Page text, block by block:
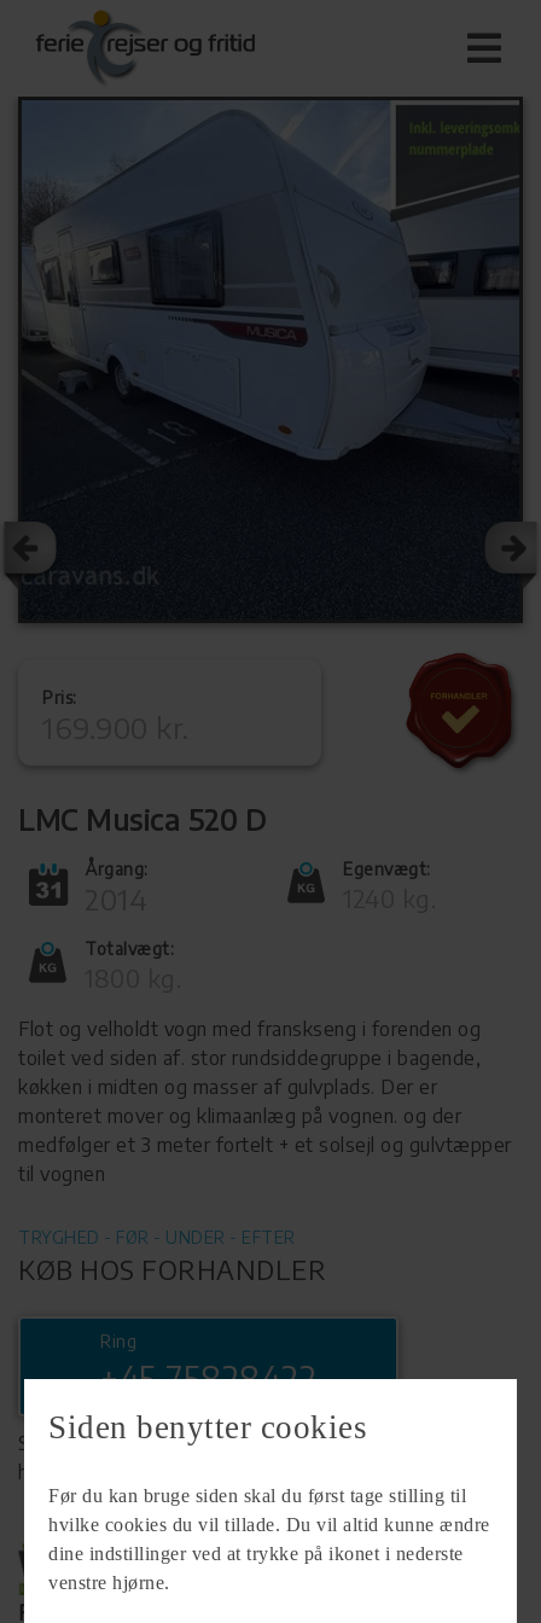
Pris:
LMC Musica 520 D
Årgang: Egenvægt:
Totalvægt:
Flot og velholdt vogn med franskseng i forenden og
toilet ved siden af. stor rundsiddegruppe i bagende,
køkken i midten og masser af gulvplads. Der er
monteret mover og klimaanlæg på vognen. og der
medfølger et 3 meter fortelt + et solsejl og gulvtæpper
til vognen
TRYGHED - FØR - UNDER - EFTER
KØB HOS FORHANDLER
Ring
+45 75828422
Se komplet info på forhandlerens
hjemmeside
Forhandler
Siden benytter cookies
Før du kan bruge siden skal du først tage stilling til
hvilke cookies du vil tillade. Du vil altid kunne ændre
dine indstillinger ved at trykke på ikonet i nederste
venstre hjørne.